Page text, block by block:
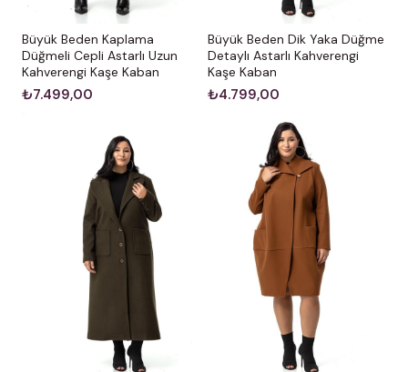
Büyük Beden Kaplama
Düğmeli Cepli Astarlı Uzun
Kahverengi Kaşe Kaban
₺7.499,00
Büyük Beden Dik Yaka Düğme
Detaylı Astarlı Kahverengi
Kaşe Kaban
₺4.799,00